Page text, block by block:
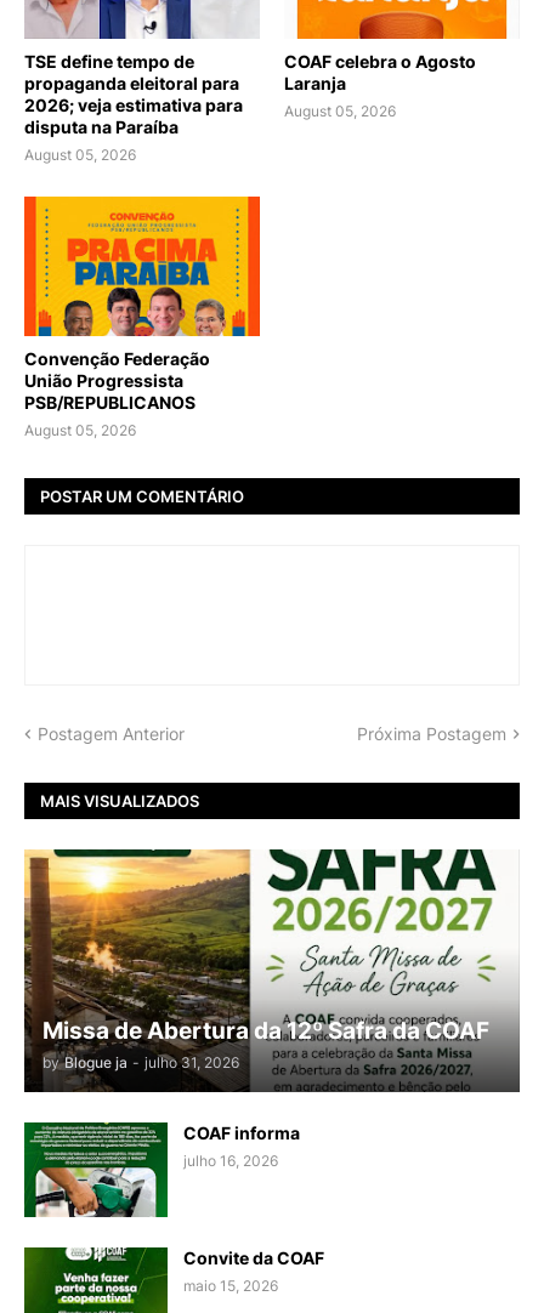
TSE define tempo de
propaganda eleitoral para
2026; veja estimativa para
disputa na Paraíba
August 05, 2026
COAF celebra o Agosto
Laranja
August 05, 2026
Convenção Federação
União Progressista
PSB/REPUBLICANOS
August 05, 2026
POSTAR UM COMENTÁRIO
Postagem Anterior Próxima Postagem
MAIS VISUALIZADOS
Missa de Abertura da 12º Safra da COAF
by Blogue ja - julho 31, 2026
COAF informa
julho 16, 2026
Convite da COAF
maio 15, 2026